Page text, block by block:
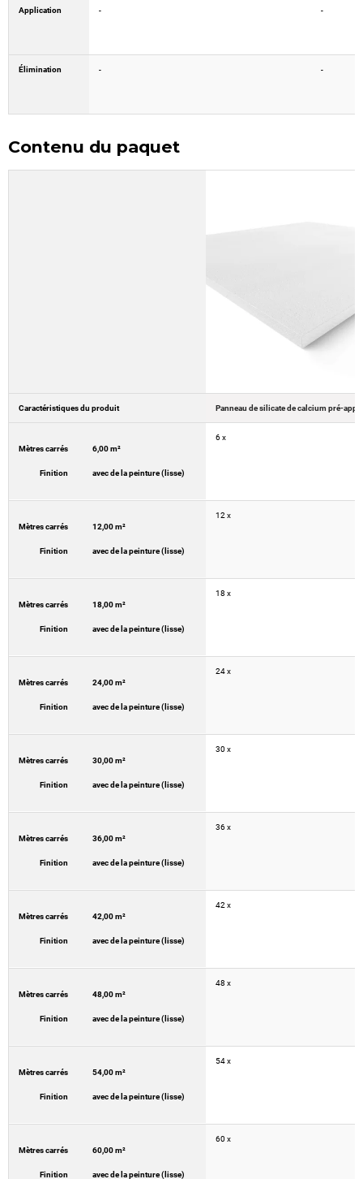
Application - -
Élimination - -
Contenu du paquet
Caractéristiques du produit
Mètres carrés 6,00 m²
Finition avec de la peinture (lisse)
6 x
Mètres carrés 12,00 m²
Finition avec de la peinture (lisse)
12 x
Mètres carrés 18,00 m²
Finition avec de la peinture (lisse)
18 x
Mètres carrés 24,00 m²
Finition avec de la peinture (lisse)
24 x
Mètres carrés 30,00 m²
Finition avec de la peinture (lisse)
30 x
Mètres carrés 36,00 m²
Finition avec de la peinture (lisse)
36 x
Mètres carrés 42,00 m²
Finition avec de la peinture (lisse)
42 x
Mètres carrés 48,00 m²
Finition avec de la peinture (lisse)
48 x
Mètres carrés 54,00 m²
Finition avec de la peinture (lisse)
54 x
Mètres carrés 60,00 m²
Finition avec de la peinture (lisse)
60 x